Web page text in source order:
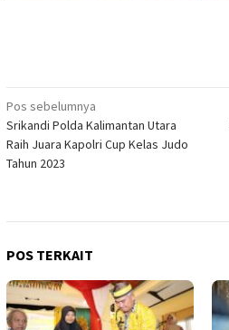
Navigasi
pos
Pos sebelumnya
Srikandi Polda Kalimantan Utara
Raih Juara Kapolri Cup Kelas Judo
Tahun 2023
POS TERKAIT